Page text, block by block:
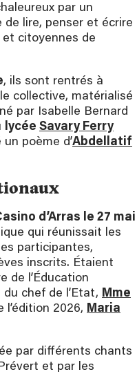
par un
de lire, penser et écrire
citoyennes de
, ils sont rentrés à
collective, matérialisé
par Isabelle Bernard
lycée Savary Ferry
poème d’Abdellatif
d’Arras le 27 mai
qui réunissait les
participantes,
inscrits. Étaient
de l’Éducation
du chef de l’Etat, Mme
l’édition 2026, Maria
par différents chants
et par les